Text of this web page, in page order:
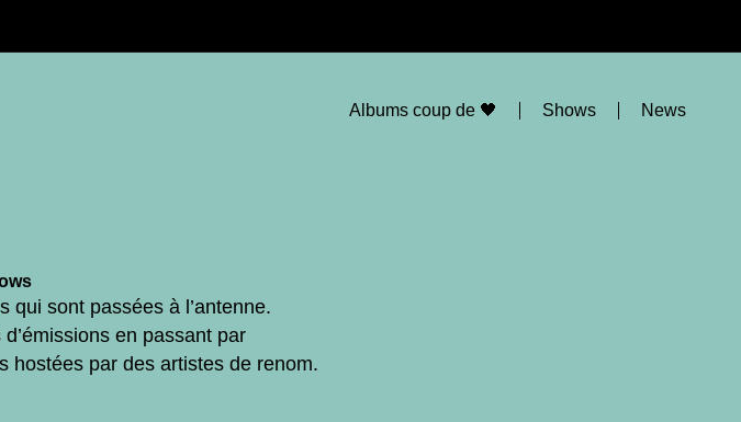
Albums coup de 🖤 Shows News
qui sont passées à l’antenne.
en passant par
hostées par des artistes de renom.